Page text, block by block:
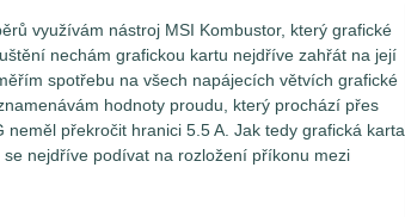
využívám nástroj MSI Kombustor, který grafické
nechám grafickou kartu nejdříve zahřát na její
spotřebu na všech napájecích větvích grafické
hodnoty proudu, který prochází přes
překročit hranici 5.5 A. Jak tedy grafická karta
nejdříve podívat na rozložení příkonu mezi